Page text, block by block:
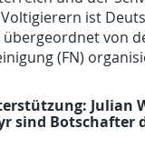
ist
von
(FN)
Julian
sind Botschafter